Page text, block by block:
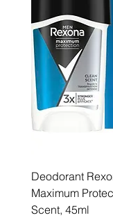
Deodorant
Maximum
Scent, 45ml